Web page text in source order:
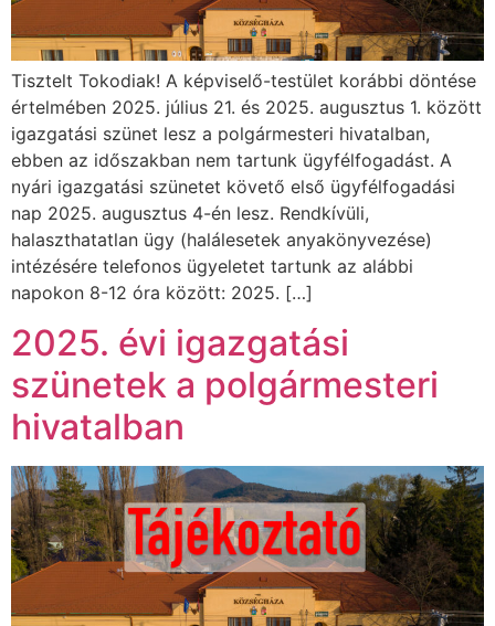
Tisztelt Tokodiak! A képviselő-testület korábbi döntése
értelmében 2025. július 21. és 2025. augusztus 1. között
igazgatási szünet lesz a polgármesteri hivatalban,
ebben az időszakban nem tartunk ügyfélfogadást. A
nyári igazgatási szünetet követő első ügyfélfogadási
nap 2025. augusztus 4-én lesz. Rendkívüli,
halaszthatatlan ügy (halálesetek anyakönyvezése)
intézésére telefonos ügyeletet tartunk az alábbi
napokon 8-12 óra között: 2025. […]
2025. évi igazgatási
szünetek a polgármesteri
hivatalban